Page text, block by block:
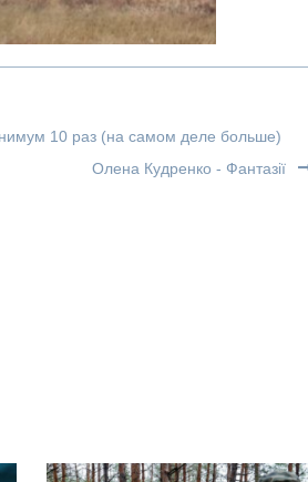
10 раз (на самом деле больше)
Олена Кудренко - Фантазії